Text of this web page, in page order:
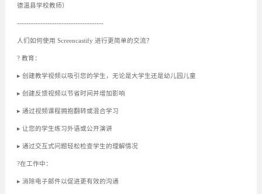
德温县学校教师）
-------------------------------------
人们如何使用 Screencastify 进行更简单的交流？
? 教育：
▸ 创建教学视频以吸引您的学生，无论是大学生还是幼儿园儿童
▸ 创建反馈视频以节省时间并增加影响
▸ 通过视频课程拥抱翻转或混合学习
▸ 让您的学生练习外语或公开演讲
▸ 通过交互式问题轻松检查学生的理解情况
?️在工作中：
▸ 消除电子邮件以促进更有效的沟通